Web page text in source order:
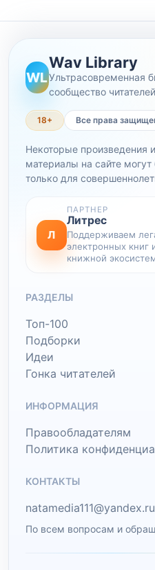
WL
Wav Library
Ультрасовременная
сообщество читателей
18+ Все права
Некоторые произведения
материалы на сайте
только для
Л
ПАРТНЕР
Литрес
Поддерживаем
электронных книг
книжной
РАЗДЕЛЫ
Топ-100
Подборки
Идеи
Гонка читателей
ИНФОРМАЦИЯ
Правообладателям
Политика
КОНТАКТЫ
natamedia111@yandex.ru
По всем вопросам и